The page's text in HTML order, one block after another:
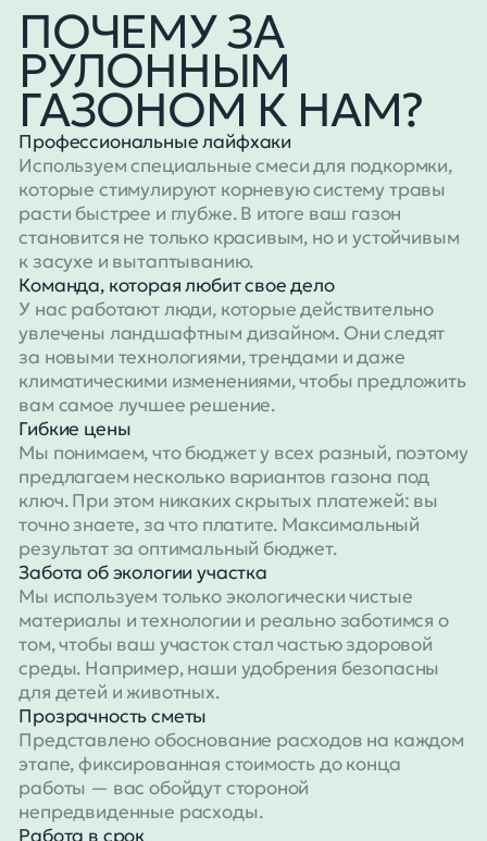
ПОЧЕМУ ЗА
РУЛОННЫМ
ГАЗОНОМ К НАМ?
Профессиональные лайфхаки
Используем специальные смеси для подкормки,
которые стимулируют корневую систему травы
расти быстрее и глубже. В итоге ваш газон
становится не только красивым, но и устойчивым
к засухе и вытаптыванию.
Команда, которая любит свое дело
У нас работают люди, которые действительно
увлечены ландшафтным дизайном. Они следят
за новыми технологиями, трендами и даже
климатическими изменениями, чтобы предложить
вам самое лучшее решение.
Гибкие цены
Мы понимаем, что бюджет у всех разный, поэтому
предлагаем несколько вариантов газона под
ключ. При этом никаких скрытых платежей: вы
точно знаете, за что платите. Максимальный
результат за оптимальный бюджет.
Забота об экологии участка
Мы используем только экологически чистые
материалы и технологии и реально заботимся о
том, чтобы ваш участок стал частью здоровой
среды. Например, наши удобрения безопасны
для детей и животных.
Прозрачность сметы
Представлено обоснование расходов на каждом
этапе, фиксированная стоимость до конца
работы — вас обойдут стороной
непредвиденные расходы.
Работа в срок